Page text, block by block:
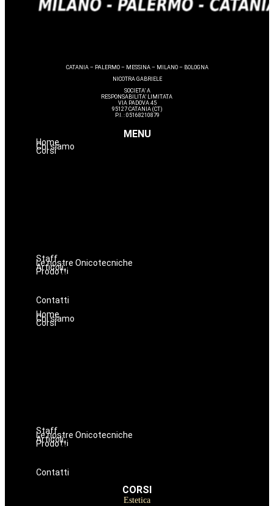
CATANIA – PALERMO – MESSINA – MILANO – BOLOGNA
NICOTRA GABRIELE
SOCIETA’ A
RESPONSABILITA’ LIMITATA
VIA PADOVA 45
95127 CATANIA (CT)
P.I. : 05168210879
MENU
Home
Chi siamo
Corsi
Staff
Le nostre Onicotecniche
Articoli
ProdottiOniconails
Prodotti per ricostruzione unghie
Contatti
Home
Chi siamo
Corsi
Staff
Le nostre Onicotecniche
Articoli
ProdottiOniconails
Prodotti per ricostruzione unghie
Contatti
CORSI
Estetica